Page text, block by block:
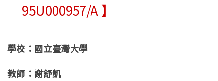
95U000957/A 】
學校：國立臺灣大學
教師：謝舒凱